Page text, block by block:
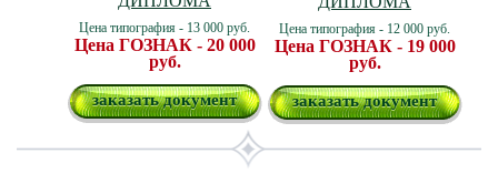
Цена типография - 13 000 руб.
Цена ГОЗНАК - 20 000
руб.
заказать документ
Цена типография - 12 000 руб.
Цена ГОЗНАК - 19 000
руб.
заказать документ